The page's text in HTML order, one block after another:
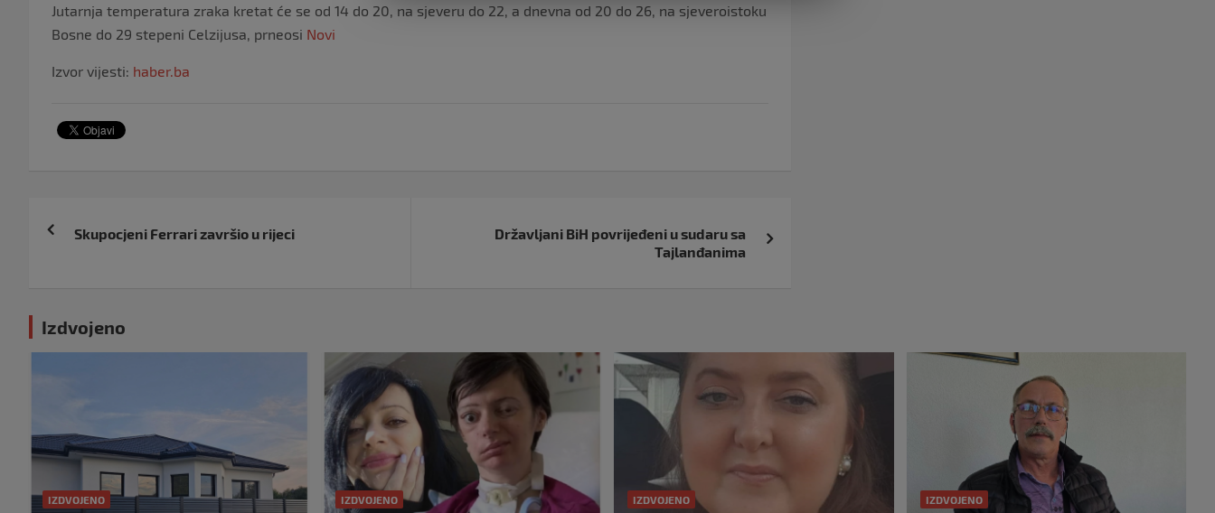
Jutarnja temperatura zraka kretat će se od 14 do 20, na sjeveru do 22, a dnevna od 20 do 26, na sjeveroistoku
Bosne do 29 stepeni Celzijusa, prneosi Novi
Izvor vijesti: haber.ba
Navigacija
objava
Skupocjeni Ferrari završio u rijeci
Državljani BiH povrijeđeni u sudaru sa
Tajlanđanima
Izdvojeno
IZDVOJENO IZDVOJENO IZDVOJENO IZDVOJENO